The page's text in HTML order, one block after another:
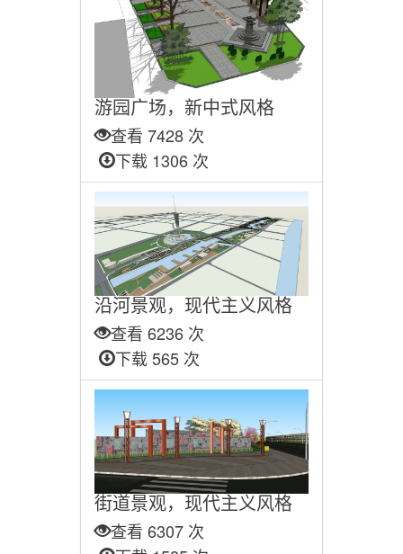
游园广场，新中式风格
查看 7428 次
下载 1306 次
沿河景观，现代主义风格
查看 6236 次
下载 565 次
街道景观，现代主义风格
查看 6307 次